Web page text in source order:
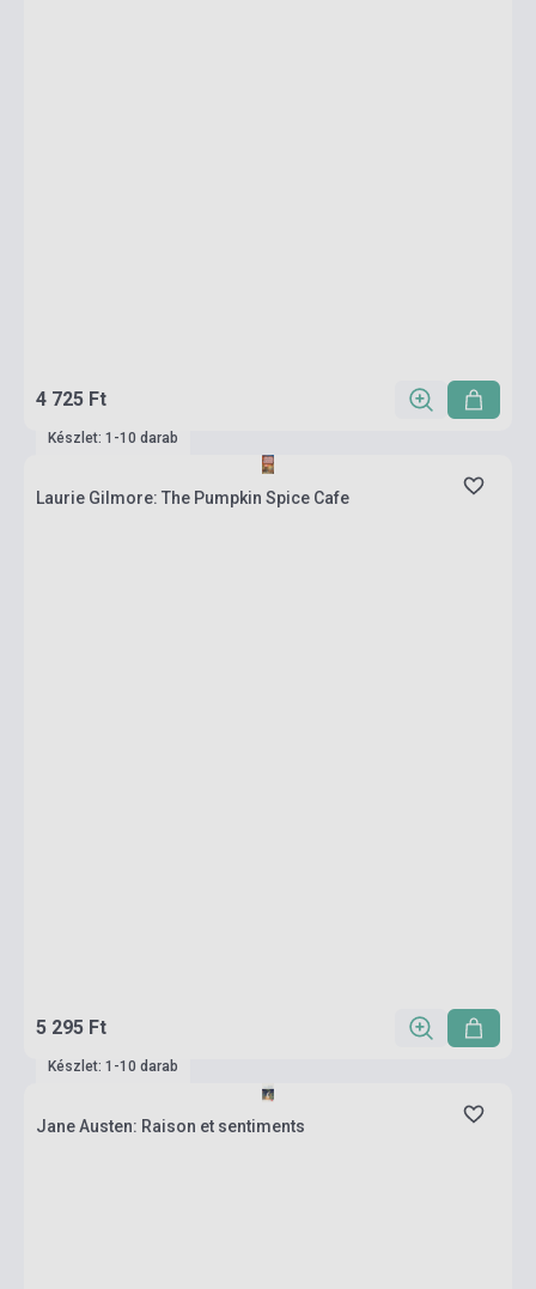
4 725 Ft
Készlet: 1-10 darab
Laurie Gilmore: The Pumpkin Spice Cafe
5 295 Ft
Készlet: 1-10 darab
Jane Austen: Raison et sentiments